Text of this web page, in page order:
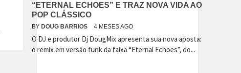
“ETERNAL ECHOES” E TRAZ NOVA VIDA AO
POP CLÁSSICO
BY DOUG BARRIOS 4 MESES AGO
O DJ e produtor Dj DougMix apresenta sua nova aposta:
o remix em versão funk da faixa “Eternal Echoes”, do...